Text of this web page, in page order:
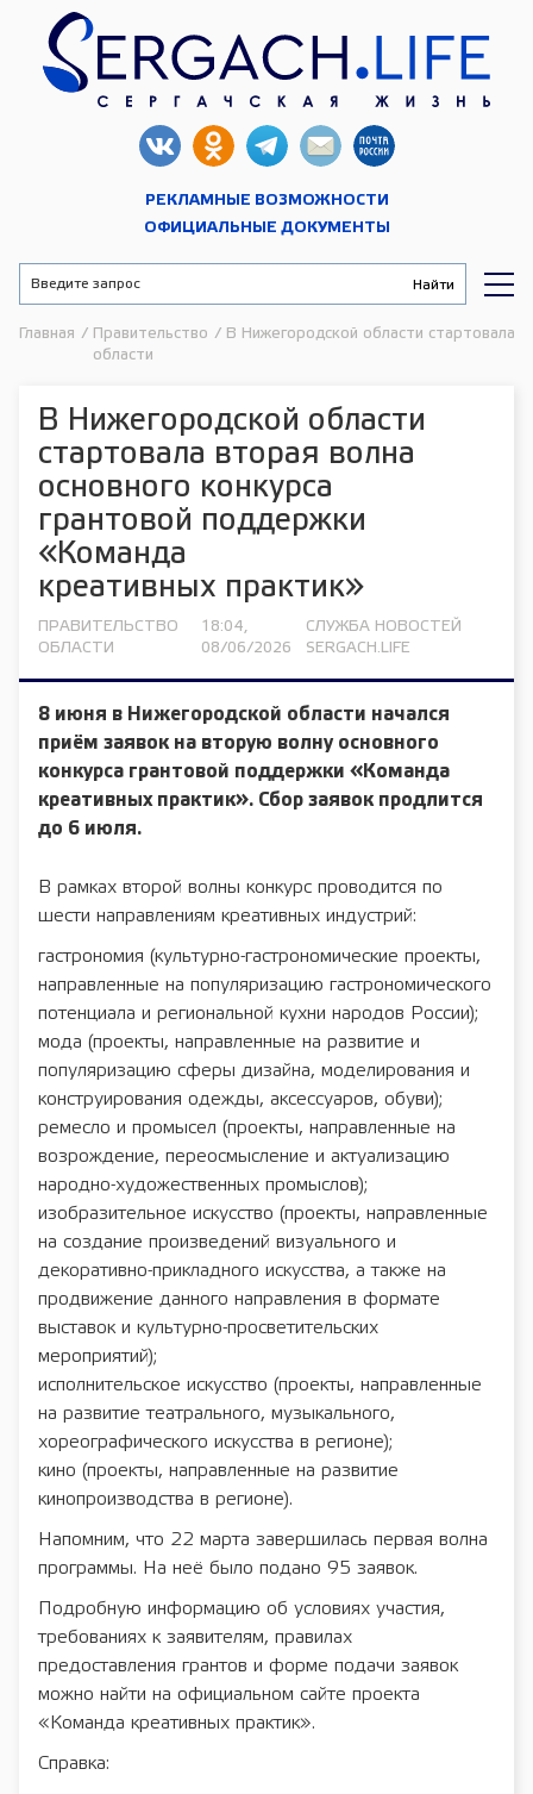
РЕКЛАМНЫЕ ВОЗМОЖНОСТИ
ОФИЦИАЛЬНЫЕ ДОКУМЕНТЫ
Главная /
Правительство
области
/ В Нижегородской области стартовала
В Нижегородской области
стартовала вторая волна
основного конкурса
грантовой поддержки
«Команда
креативных практик»
ПРАВИТЕЛЬСТВО
ОБЛАСТИ
18:04,
08/06/2026
СЛУЖБА НОВОСТЕЙ
SERGACH.LIFE
8 июня в Нижегородской области начался
приём заявок на вторую волну основного
конкурса грантовой поддержки «Команда
креативных практик». Сбор заявок продлится
до 6 июля.
В рамках второй волны конкурс проводится по
шести направлениям креативных индустрий:
гастрономия (культурно-гастрономические проекты,
направленные на популяризацию гастрономического
потенциала и региональной кухни народов России);
мода (проекты, направленные на развитие и
популяризацию сферы дизайна, моделирования и
конструирования одежды, аксессуаров, обуви);
ремесло и промысел (проекты, направленные на
возрождение, переосмысление и актуализацию
народно-художественных промыслов);
изобразительное искусство (проекты, направленные
на создание произведений визуального и
декоративно-прикладного искусства, а также на
продвижение данного направления в формате
выставок и культурно-просветительских
мероприятий);
исполнительское искусство (проекты, направленные
на развитие театрального, музыкального,
хореографического искусства в регионе);
кино (проекты, направленные на развитие
кинопроизводства в регионе).
Напомним, что 22 марта завершилась первая волна
программы. На неё было подано 95 заявок.
Подробную информацию об условиях участия,
требованиях к заявителям, правилах
предоставления грантов и форме подачи заявок
можно найти на официальном сайте проекта
«Команда креативных практик».
Справка: